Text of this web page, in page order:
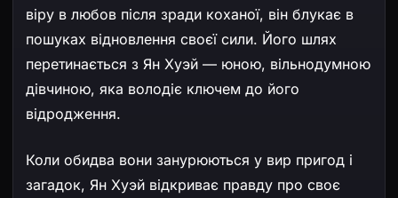
віру в любов після зради коханої, він блукає в
пошуках відновлення своєї сили. Його шлях
перетинається з Ян Хуэй — юною, вільнодумною
дівчиною, яка володіє ключем до його
відродження.
Коли обидва вони занурюються у вир пригод і
загадок, Ян Хуэй відкриває правду про своє